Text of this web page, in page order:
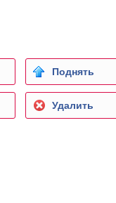
Поднять
Удалить